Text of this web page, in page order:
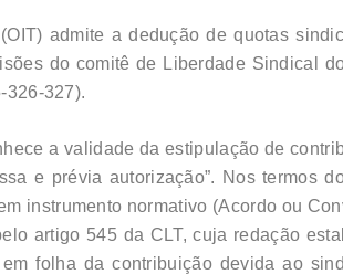
admite a dedução de quotas
do comitê de Liberdade Sindical
326-327).
a validade da estipulação de
e prévia autorização”. Nos termos
instrumento normativo (Acordo ou
artigo 545 da CLT, cuja redação
folha da contribuição devida ao